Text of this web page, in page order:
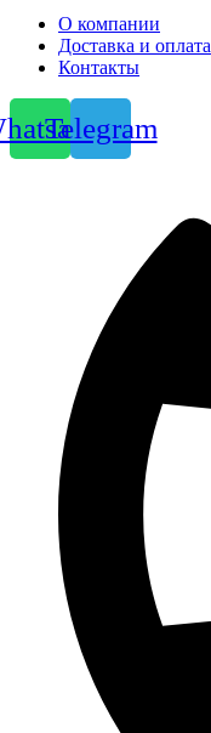
О компании
Доставка и оплата
Контакты
Telegram